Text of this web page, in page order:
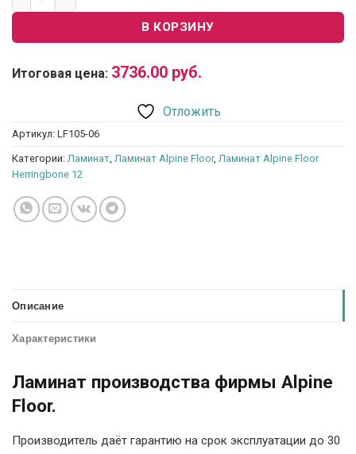
В КОРЗИНУ
Итоговая цена: 3736.00 руб.
Отложить
Артикул: LF105-06
Категории: Ламинат Ламинат Alpine Floor, Ламинат Alpine Floor
Herringbone 12
Описание
Характеристики
Ламинат производства фирмы Alpine
Floor.
Производитель даёт гарантию на срок эксплуатации до 30